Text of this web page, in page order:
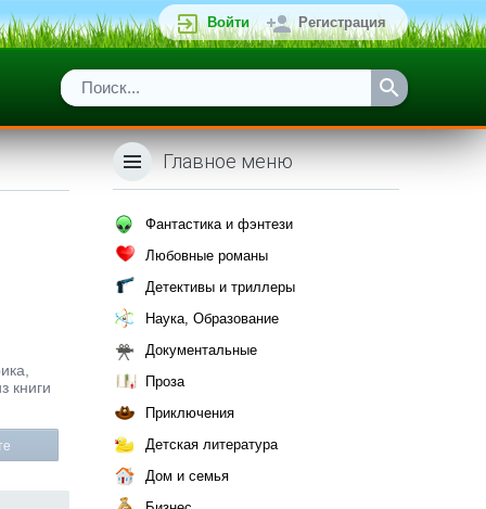
Войти Регистрация
книги
Главное меню
Фантастика и фэнтези
Любовные романы
Детективы и триллеры
Наука, Образование
Документальные
Проза
Приключения
Детская литература
Дом и семья